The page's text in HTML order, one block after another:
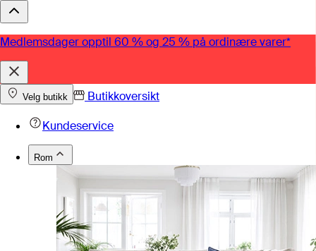
Medlemsdager opptil 60 % og 25 % på ordinære varer*
Velg butikk
Butikkoversikt
Kundeservice
Rom